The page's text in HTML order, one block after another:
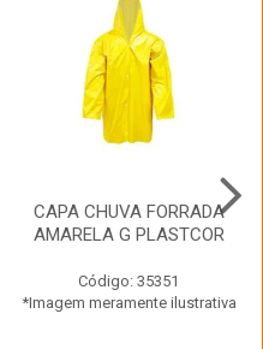
CAPA CHUVA FORRADA
AMARELA G PLASTCOR
Código: 35351
*Imagem meramente ilustrativa